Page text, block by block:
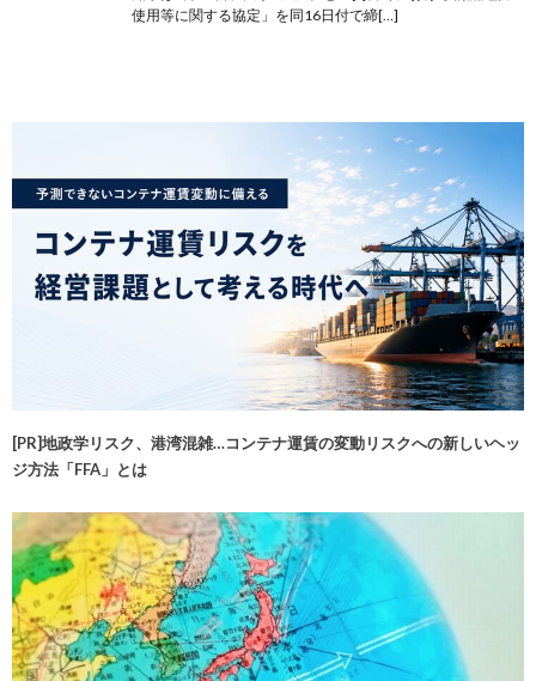
使用等に関する協定」を同16日付で締[…]
[PR]地政学リスク、港湾混雑…コンテナ運賃の変動リスクへの新しいヘッ
ジ方法「FFA」とは